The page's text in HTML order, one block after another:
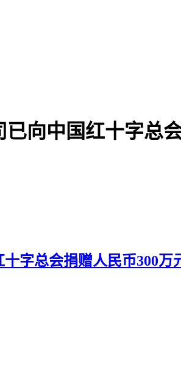
向中国红十字总
字总会捐赠人民币300